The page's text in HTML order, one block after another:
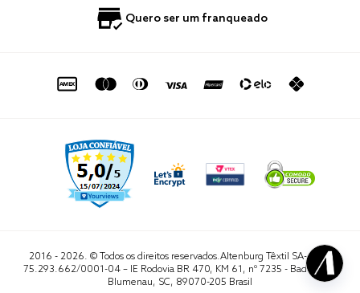
Política de Privacidade
0800 729 1588
sac@altenburg.com.br
Quero ser um franqueado
2016 - 2026. © Todos os direitos reservados.Altenburg Têxtil SA- CNPJ
75.293.662/0001-04 – IE Rodovia BR 470, KM 61, nº 7235 - Badenfurt,
Blumenau, SC, 89070-205 Brasil